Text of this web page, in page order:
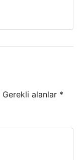
Gerekli alanlar *